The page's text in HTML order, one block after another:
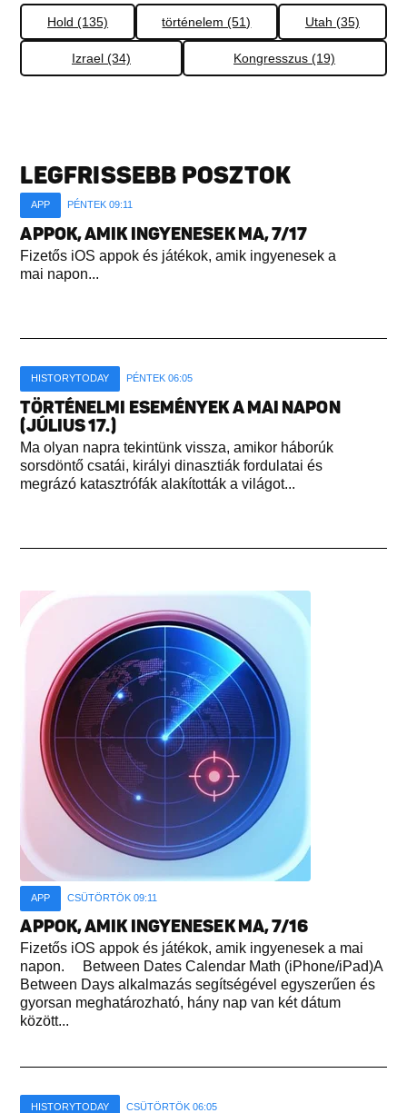
Hold (135) történelem (51) Utah (35)
Izrael (34) Kongresszus (19)
LEGFRISSEBB POSZTOK
APP PÉNTEK 09:11
APPOK, AMIK INGYENESEK MA, 7/17
Fizetős iOS appok és játékok, amik ingyenesek a
mai napon...
HISTORYTODAY PÉNTEK 06:05
TÖRTÉNELMI ESEMÉNYEK A MAI NAPON
(JÚLIUS 17.)
Ma olyan napra tekintünk vissza, amikor háborúk
sorsdöntő csatái, királyi dinasztiák fordulatai és
megrázó katasztrófák alakították a világot...
APP CSÜTÖRTÖK 09:11
APPOK, AMIK INGYENESEK MA, 7/16
Fizetős iOS appok és játékok, amik ingyenesek a mai
napon. Between Dates Calendar Math (iPhone/iPad)A
Between Days alkalmazás segítségével egyszerűen és
gyorsan meghatározható, hány nap van két dátum
között...
HISTORYTODAY CSÜTÖRTÖK 06:05